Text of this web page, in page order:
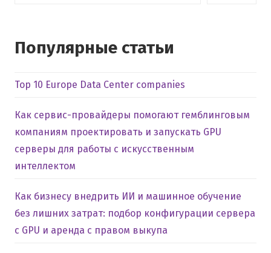
Популярные статьи
Top 10 Europe Data Center companies
Как сервис-провайдеры помогают гемблинговым
компаниям проектировать и запускать GPU
серверы для работы с искусственным
интеллектом
Как бизнесу внедрить ИИ и машинное обучение
без лишних затрат: подбор конфигурации сервера
с GPU и аренда с правом выкупа